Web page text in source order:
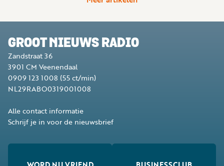
GROOT NIEUWS RADIO
Zandstraat 36
3901 CM Veenendaal
0909 123 1008 (55 ct/min)
NL29RABO0319001008
Alle contact informatie
Schrijf je in voor de nieuwsbrief